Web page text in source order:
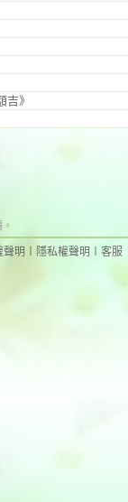
》
聲明 隱私權聲明 客服